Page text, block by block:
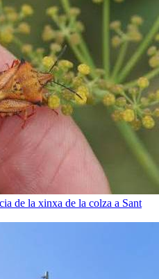
de la xinxa de la colza a Sant